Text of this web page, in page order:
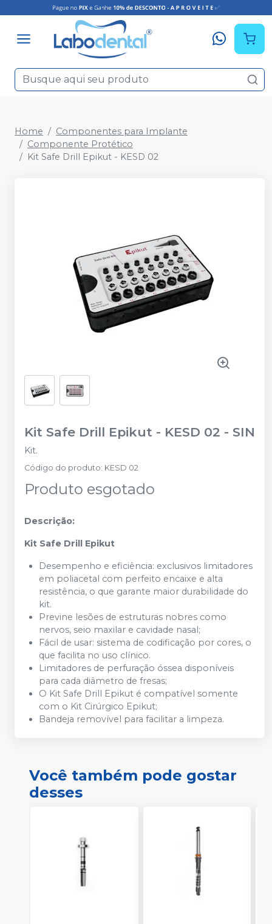
Home
Componentes para Implante
Componente Protético
Kit Safe Drill Epikut - KESD 02
Kit Safe Drill Epikut - KESD 02 - SIN
Kit.
Código do produto: KESD 02
Produto esgotado
Descrição:
Kit Safe Drill Epikut
Desempenho e eficiência: exclusivos limitadores
em poliacetal com perfeito encaixe e alta
resistência, o que garante maior durabilidade do
kit.
Previne lesões de estruturas nobres como
nervos, seio maxilar e cavidade nasal;
Fácil de usar: sistema de codificação por cores, o
que facilita no uso clínico.
Limitadores de perfuração óssea disponíveis
para cada diâmetro de fresas;
O Kit Safe Drill Epikut é compatível somente
com o Kit Cirúrgico Epikut;
Bandeja removível para facilitar a limpeza.
Você também pode gostar
desses